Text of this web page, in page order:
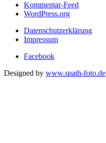
Kommentar-Feed
WordPress.org
Datenschutzerklärung
Impressum
Facebook
Designed by www.spath-foto.de